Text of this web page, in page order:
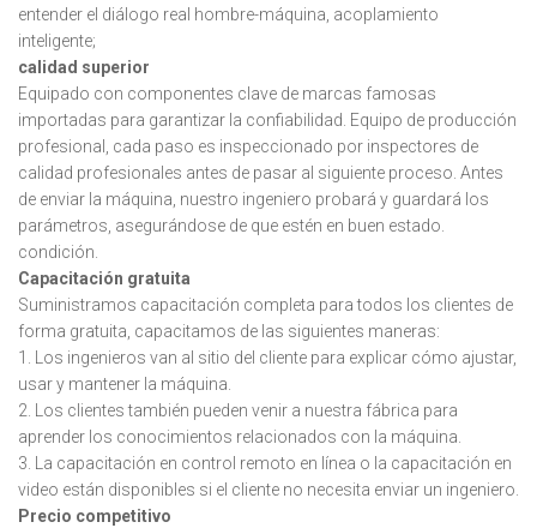
entender el diálogo real hombre-máquina, acoplamiento
inteligente;
calidad superior
Equipado con componentes clave de marcas famosas
importadas para garantizar la confiabilidad. Equipo de producción
profesional, cada paso es inspeccionado por inspectores de
calidad profesionales antes de pasar al siguiente proceso. Antes
de enviar la máquina, nuestro ingeniero probará y guardará los
parámetros, asegurándose de que estén en buen estado.
condición.
Capacitación gratuita
Suministramos capacitación completa para todos los clientes de
forma gratuita, capacitamos de las siguientes maneras:
1. Los ingenieros van al sitio del cliente para explicar cómo ajustar,
usar y mantener la máquina.
2. Los clientes también pueden venir a nuestra fábrica para
aprender los conocimientos relacionados con la máquina.
3. La capacitación en control remoto en línea o la capacitación en
video están disponibles si el cliente no necesita enviar un ingeniero.
Precio competitivo